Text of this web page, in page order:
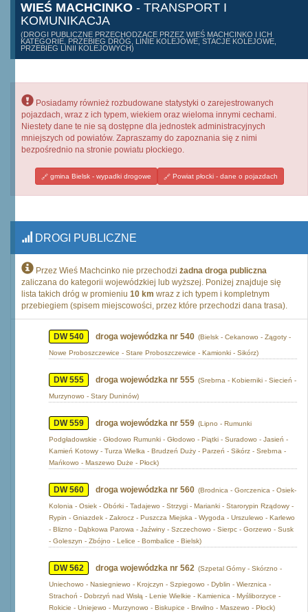
WIEŚ MACHCINKO - TRANSPORT I
KOMUNIKACJA
(DROGI PUBLICZNE PRZECHODZĄCE PRZEZ WIEŚ MACHCINKO I ICH
KATEGORIE, PRZEBIEG DRÓG, LINIE KOLEJOWE, STACJE KOLEJOWE,
PRZEBIEG LINII KOLEJOWYCH)
Posiadamy również rozbudowane statystyki o zarejestrowanych
pojazdach, wraz z ich typem, wiekiem oraz wieloma innymi cechami.
Niestety dane te nie są dostępne dla jednostek administracyjnych
mniejszych od powiatów. Zapraszamy do zapoznania się z nimi
bezpośrednio na stronie powiatu płockiego.
gmina Bielsk - wypadki drogowe Powiat płocki - dane o pojazdach
DROGI PUBLICZNE
Przez Wieś Machcinko nie przechodzi żadna droga publiczna
zaliczana do kategorii wojewódzkiej lub wyższej. Poniżej znajduje się
lista takich dróg w promieniu 10 km wraz z ich typem i kompletnym
przebiegiem (spisem miejscowości, przez które przechodzi dana trasa).
DW 540 droga wojewódzka nr 540 (Bielsk - Cekanowo - Zągoty -
Nowe Proboszczewice - Stare Proboszczewice - Kamionki - Sikórz)
DW 555 droga wojewódzka nr 555 (Srebrna - Kobierniki - Siecień -
Murzynowo - Stary Duninów)
DW 559 droga wojewódzka nr 559 (Lipno - Rumunki
Podgładowskie - Głodowo Rumunki - Głodowo - Piątki - Suradowo - Jasień -
Kamień Kotowy - Turza Wielka - Brudzeń Duży - Parzeń - Sikórz - Srebrna -
Mańkowo - Maszewo Duże - Płock)
DW 560 droga wojewódzka nr 560 (Brodnica - Gorczenica - Osiek-
Kolonia - Osiek - Obórki - Tadajewo - Strzygi - Marianki - Starorypin Rządowy -
Rypin - Gniazdek - Zakrocz - Puszcza Miejska - Wygoda - Urszulewo - Karlewo
- Blizno - Dąbkowa Parowa - Jaźwiny - Szczechowo - Sierpc - Gorzewo - Susk
- Goleszyn - Zbójno - Lelice - Bombalice - Bielsk)
DW 562 droga wojewódzka nr 562 (Szpetal Górny - Skórzno -
Uniechowo - Nasiegniewo - Krojczyn - Szpiegowo - Dyblin - Wierznica -
Strachoń - Dobrzyń nad Wisłą - Lenie Wielkie - Kamienica - Myśliborzyce -
Rokicie - Uniejewo - Murzynowo - Biskupice - Brwilno - Maszewo - Płock)